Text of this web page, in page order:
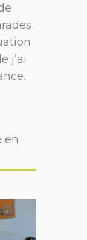
j’ai
en